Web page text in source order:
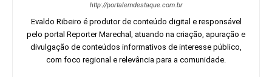
http://portalemdestaque.com.br
Evaldo Ribeiro é produtor de conteúdo digital e responsável
pelo portal Reporter Marechal, atuando na criação, apuração e
divulgação de conteúdos informativos de interesse público,
com foco regional e relevância para a comunidade.